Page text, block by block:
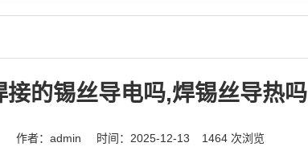
接的锡丝导电吗,焊锡丝导热吗
作者：admin 时间：2025-12-13 1464 次浏览